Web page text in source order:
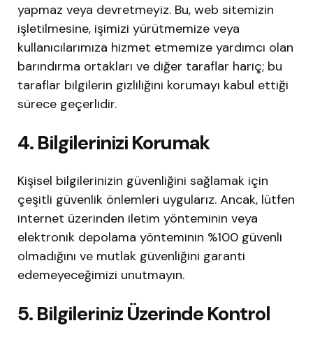
yapmaz veya devretmeyiz. Bu, web sitemizin
işletilmesine, işimizi yürütmemize veya
kullanıcılarımıza hizmet etmemize yardımcı olan
barındırma ortakları ve diğer taraflar hariç; bu
taraflar bilgilerin gizliliğini korumayı kabul ettiği
sürece geçerlidir.
4. Bilgilerinizi Korumak
Kişisel bilgilerinizin güvenliğini sağlamak için
çeşitli güvenlik önlemleri uygularız. Ancak, lütfen
internet üzerinden iletim yönteminin veya
elektronik depolama yönteminin %100 güvenli
olmadığını ve mutlak güvenliğini garanti
edemeyeceğimizi unutmayın.
5. Bilgileriniz Üzerinde Kontrol